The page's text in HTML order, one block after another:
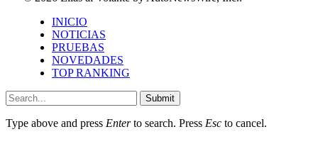
INICIO
NOTICIAS
PRUEBAS
NOVEDADES
TOP RANKING
Submit
Type above and press Enterto search. Press Esc to cancel.